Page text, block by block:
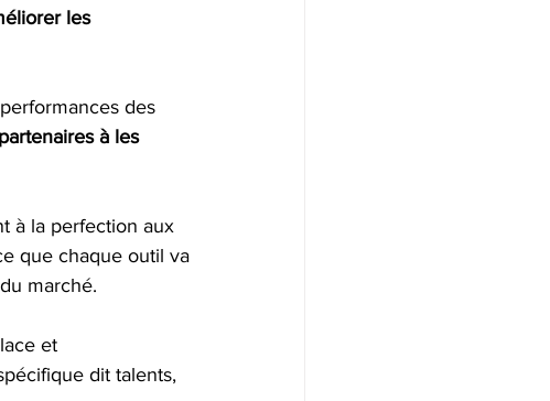
les
des
à les
à la perfection aux
que chaque outil va
marché.
et
dit talents,